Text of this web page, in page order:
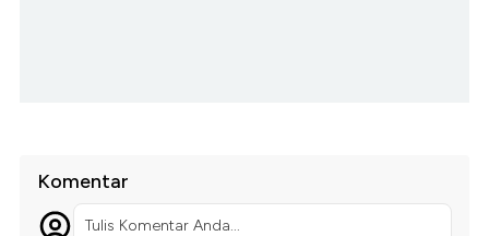
Komentar
Tulis Komentar Anda...